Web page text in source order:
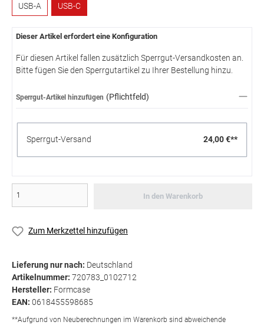
USB-A
USB-C
Dieser Artikel erfordert eine Konfiguration
Für diesen Artikel fallen zusätzlich Sperrgut-Versandkosten an.
Bitte fügen Sie den Sperrgutartikel zu Ihrer Bestellung hinzu.
Sperrgut-Artikel hinzufügen (Pflichtfeld)
Sperrgut-Versand 24,00 €**
In den Warenkorb
Zum Merkzettel hinzufügen
Lieferung nur nach: Deutschland
Artikelnummer: 720783_0102712
Hersteller: Formcase
EAN: 0618455598685
**Aufgrund von Neuberechnungen im Warenkorb sind abweichende